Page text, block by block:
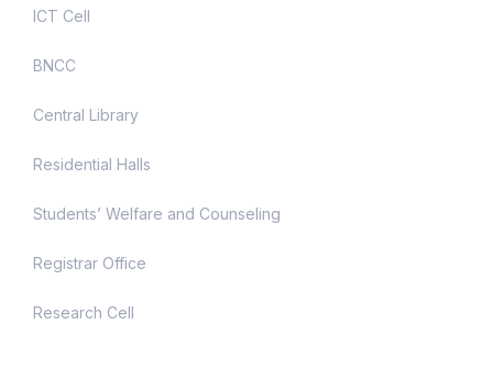
ICT Cell
BNCC
Central Library
Residential Halls
Students’ Welfare and Counseling
Registrar Office
Research Cell